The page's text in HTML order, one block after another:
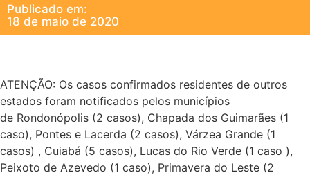
Publicado em:
18 de maio de 2020
ATENÇÃO: Os casos confirmados residentes de outros
estados foram notificados pelos municípios
de Rondonópolis (2 casos), Chapada dos Guimarães (1
caso), Pontes e Lacerda (2 casos), Várzea Grande (1
casos) , Cuiabá (5 casos), Lucas do Rio Verde (1 caso ),
Peixoto de Azevedo (1 caso), Primavera do Leste (2